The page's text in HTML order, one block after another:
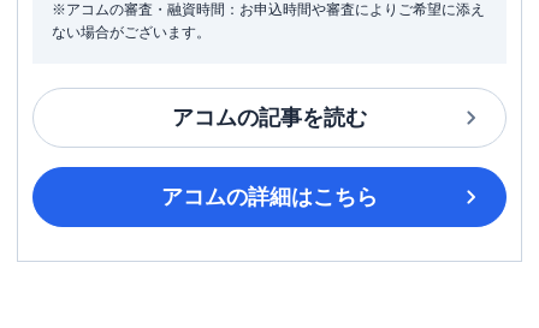
※アコムの審査・融資時間：お申込時間や審査によりご希望に添え
ない場合がございます。
アコムの記事を読む
アコムの詳細はこちら